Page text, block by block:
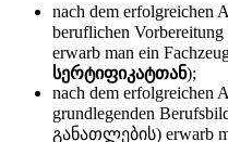
nach dem erfolgreichen
beruflichen
erwarb man ein
სერტიფიკატთან);
nach dem erfolgreichen
grundlegenden
განათლების) erwarb